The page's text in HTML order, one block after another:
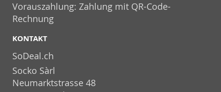
Vorauszahlung: Zahlung mit QR-Code-
Rechnung
KONTAKT
SoDeal.ch
Socko Sàrl
Neumarktstrasse 48